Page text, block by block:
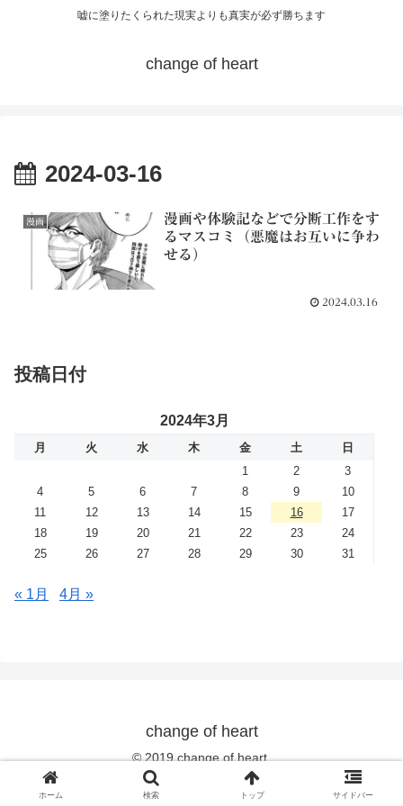
嘘に塗りたくられた現実よりも真実が必ず勝ちます
change of heart
2024-03-16
漫画
漫画や体験記などで分断工作をす
るマスコミ（悪魔はお互いに争わ
せる）
2024.03.16
投稿日付
2024年3月
月 火 水 木 金 土
日
1
2
3
4
5 6 7 8 9
10
11
12 13 14 15 16
17
18
19 20 21 22 23
24
25
26 27 28 29 30 31
« 1月 4月 »
change of heart
© 2019 change of heart.
ホーム 検索 トップ サイドバー